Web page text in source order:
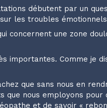
débutent par un
les troubles
concernent une zone
importantes. Comme je
que sans nous en
que nous employons
et de savoir «